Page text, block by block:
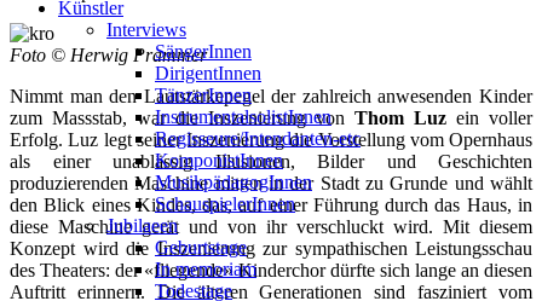
Künstler
Interviews
SängerInnen
DirigentInnen
TänzerInnen
InstrumentalsolistInnen
Regisseure/Intendanten-etc
KomponistInnen
MusikpädagogInnen
SchauspielerInnen
Jubilaeen
Geburtstage
In memoriam
Todestage
Foto © Herwig Prammer
Nimmt man den Lautstärkepegel der zahlreich anwesenden Kinder
zum Massstab, war die Inszenierung von Thom Luz ein voller
Erfolg. Luz legt seiner Inszenierung die Vorstellung vom Opernhaus
als einer unablässig Illusionen, Bilder und Geschichten
produzierenden Maschine mitten in der Stadt zu Grunde und wählt
den Blick eines Kindes, das, auf einer Führung durch das Haus, in
diese Maschine gerät und von ihr verschluckt wird. Mit diesem
Konzept wird die Inszenierung zur sympathischen Leistungsschau
des Theaters: der «fliegende» Kinderchor dürfte sich lange an diesen
Auftritt erinnern. Die älteren Generationen sind fasziniert vom